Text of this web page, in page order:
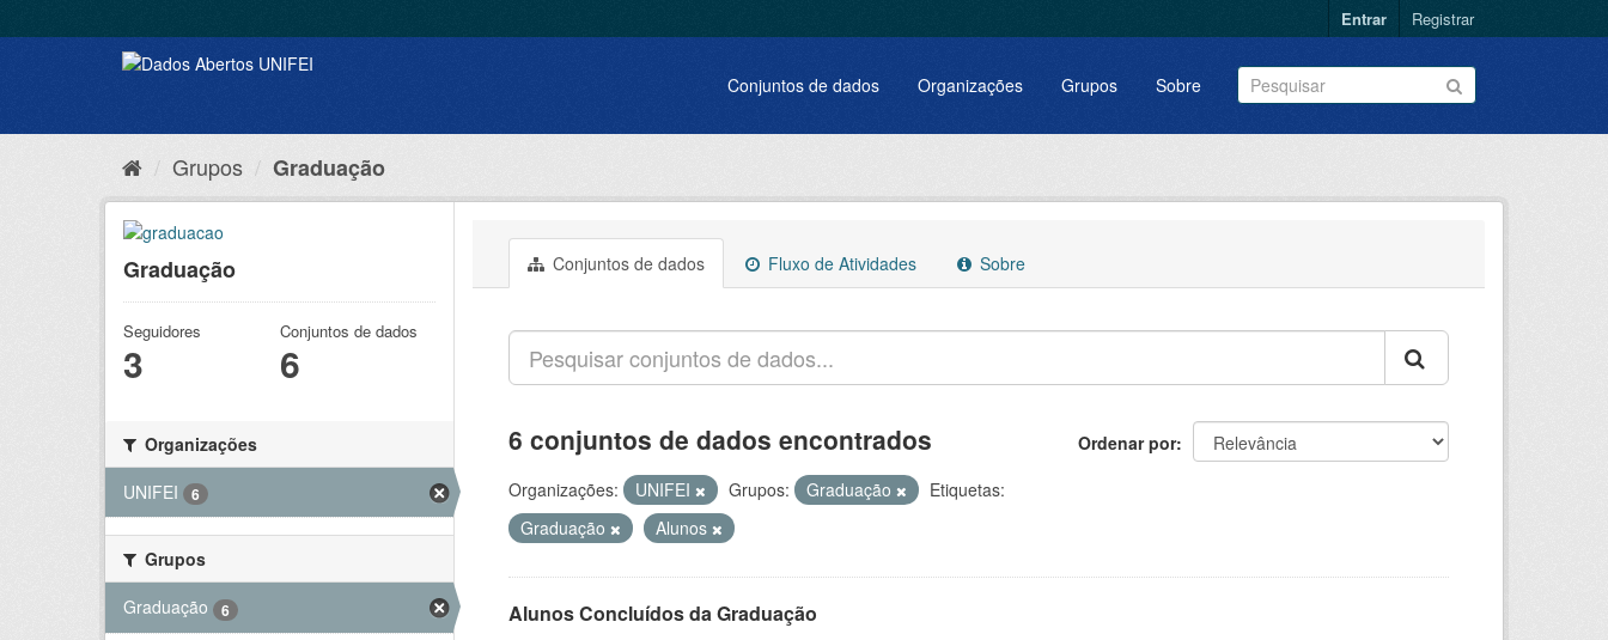
Entrar Registrar
Conjuntos de dados Organizações Grupos Sobre
Grupos Graduação
Graduação
Seguidores
3
Conjuntos de dados
6
Organizações
UNIFEI
6
Grupos
Graduação
6
Conjuntos de dados Fluxo de Atividades Sobre
Ordenar por
6 conjuntos de dados encontrados
Organizações: UNIFEI Grupos: Graduação
Etiquetas:
Graduação
Alunos
Alunos Concluídos da Graduação